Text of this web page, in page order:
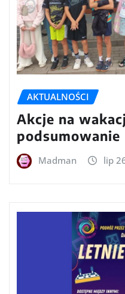
AKTUALNOŚCI
Akcje na
podsumowanie
Madman lip